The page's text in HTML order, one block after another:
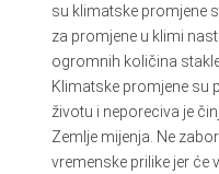
su klimatske promjene
za promjene u klimi
ogromnih količina
Klimatske promjene su
životu i neporeciva je
Zemlje mijenja. Ne
vremenske prilike jer će